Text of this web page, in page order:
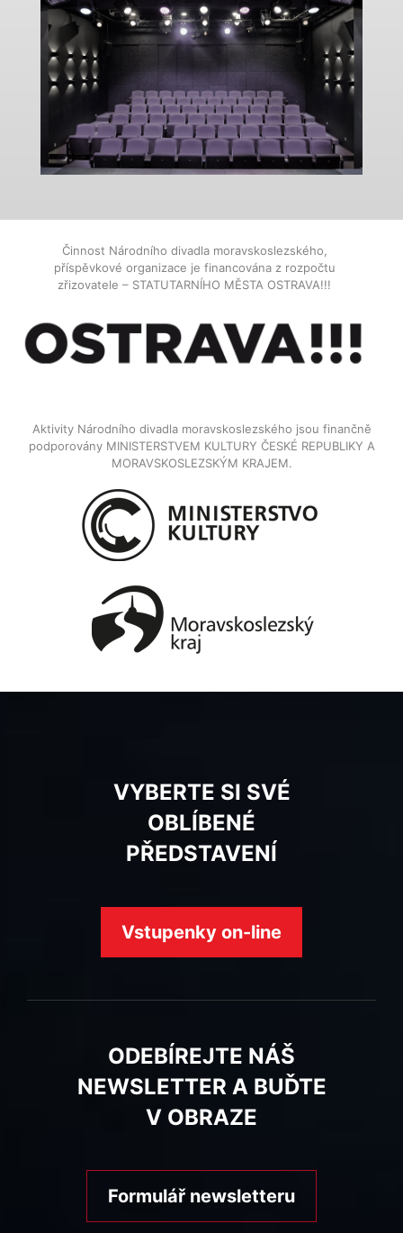
Činnost Národního divadla moravskoslezského,
příspěvkové organizace je financována z rozpočtu
zřizovatele – STATUTARNÍHO MĚSTA OSTRAVA!!!
Aktivity Národního divadla moravskoslezského jsou finančně
podporovány MINISTERSTVEM KULTURY ČESKÉ REPUBLIKY A
MORAVSKOSLEZSKÝM KRAJEM.
VYBERTE SI SVÉ
OBLÍBENÉ
PŘEDSTAVENÍ
Vstupenky on-line
ODEBÍREJTE NÁŠ
NEWSLETTER A BUĎTE
V OBRAZE
Formulář newsletteru